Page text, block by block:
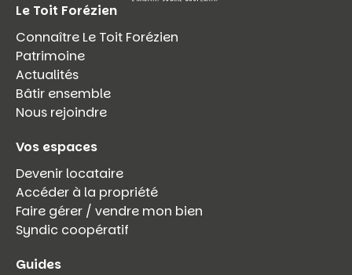
Le Toit Forézien
Connaître Le Toit Forézien
Patrimoine
Actualités
Bâtir ensemble
Nous rejoindre
Vos espaces
Devenir locataire
Accéder à la propriété
Faire gérer / vendre mon bien
Syndic coopératif
Guides